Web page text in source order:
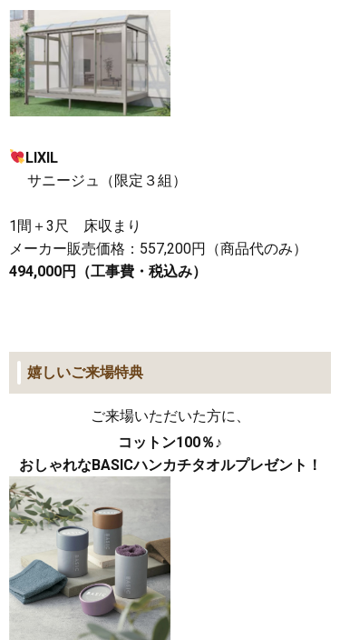
LIXIL
サニージュ（限定３組）
1間＋3尺 床収まり
メーカー販売価格：557,200円（商品代のみ）
494,000円（工事費・税込み）
嬉しいご来場特典
ご来場いただいた方に、
コットン100％♪
おしゃれなBASICハンカチタオルプレゼント！